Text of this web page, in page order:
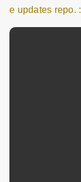
e updates repo.